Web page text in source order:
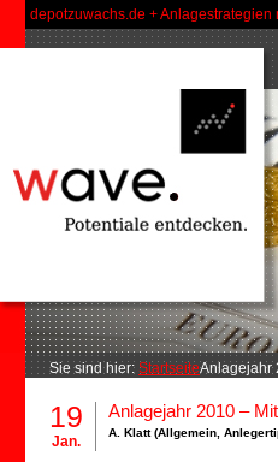
depotzuwachs.de +
Sie sind hier: StartseiteAnlagejahr
19
Jan.
Anlagejahr 2010 –
A. Klatt (Allgemein